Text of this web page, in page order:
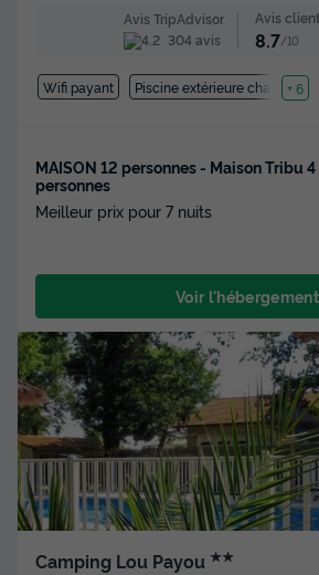
Avis TripAdvisor
304 avis
Avis
8.7/10
Wifi payant Piscine extérieure chauffée
+ 6
MAISON 12 personnes - Maison Tribu
personnes
Meilleur prix pour 7 nuits
Voir l'hébergement
Camping Lou Payou ★★